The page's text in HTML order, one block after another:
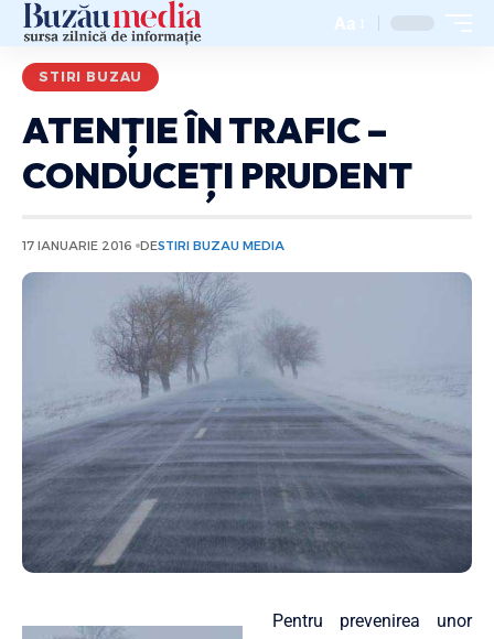
Aa
STIRI BUZAU
ATENȚIE ÎN TRAFIC –
CONDUCEȚI PRUDENT
17 IANUARIE 2016 DESTIRI BUZAU MEDIA
Pentru prevenirea unor